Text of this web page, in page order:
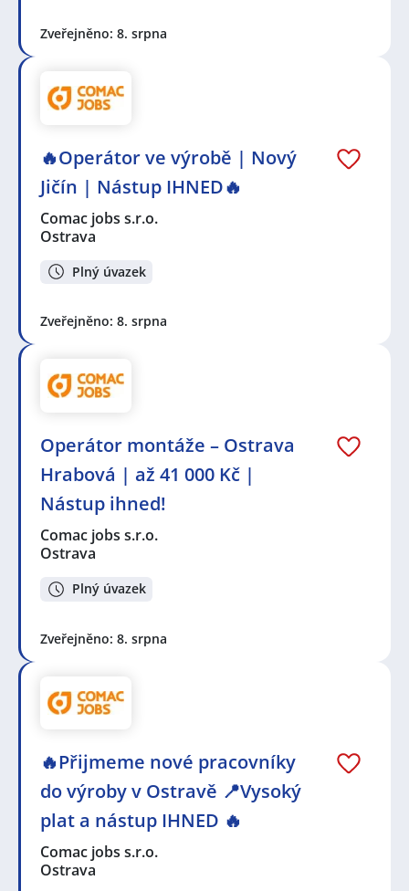
Zveřejněno: 8. srpna
🔥Operátor ve výrobě | Nový
Jičín | Nástup IHNED🔥
Comac jobs s.r.o.
Ostrava
Plný úvazek
Zveřejněno: 8. srpna
Operátor montáže – Ostrava
Hrabová | až 41 000 Kč |
Nástup ihned!
Comac jobs s.r.o.
Ostrava
Plný úvazek
Zveřejněno: 8. srpna
🔥Přijmeme nové pracovníky
do výroby v Ostravě 📍Vysoký
plat a nástup IHNED 🔥
Comac jobs s.r.o.
Ostrava